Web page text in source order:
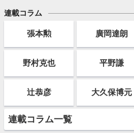
連載コラム
張本勲 廣岡達朗
野村克也 平野謙
辻恭彦 大久保博元
連載コラム一覧